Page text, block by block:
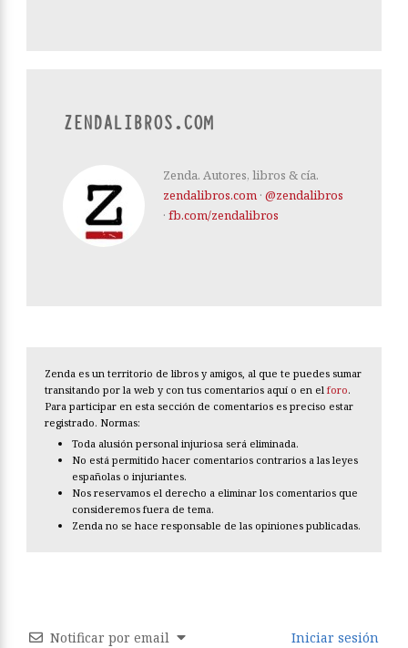
ZENDALIBROS.COM
Zenda. Autores, libros & cía.
zendalibros.com · @zendalibros
· fb.com/zendalibros
Zenda es un territorio de libros y amigos, al que te puedes sumar
transitando por la web y con tus comentarios aquí o en el foro.
Para participar en esta sección de comentarios es preciso estar
registrado. Normas:
Toda alusión personal injuriosa será eliminada.
No está permitido hacer comentarios contrarios a las leyes
españolas o injuriantes.
Nos reservamos el derecho a eliminar los comentarios que
consideremos fuera de tema.
Zenda no se hace responsable de las opiniones publicadas.
Notificar por email Iniciar sesión